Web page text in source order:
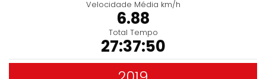
Velocidade Média km/h
6.88
Total Tempo
27:37:50